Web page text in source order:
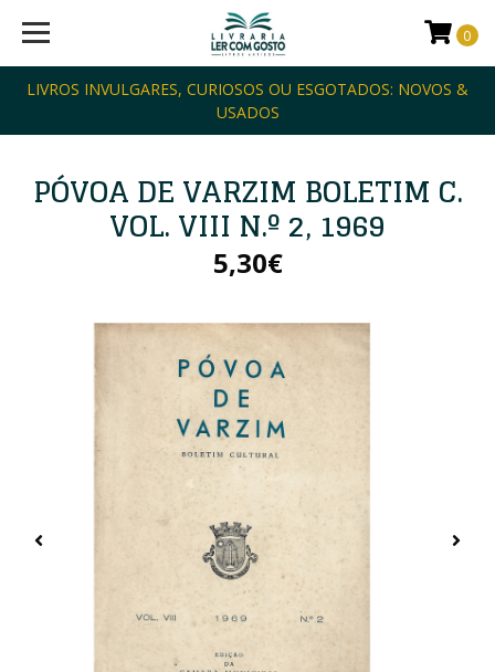
LIVROS INVULGARES, CURIOSOS OU ESGOTADOS: NOVOS &
USADOS
0
PÓVOA DE VARZIM BOLETIM C.
VOL. VIII N.º 2, 1969
5,30€